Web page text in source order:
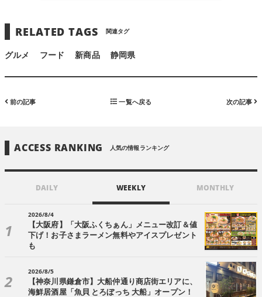
RELATED TAGS 関連タグ
グルメ フード 新商品 静岡県
前の記事 一覧へ戻る 次の記事
ACCESS RANKING 人気の情報ランキング
DAILY WEEKLY MONTHLY
2026/8/4
【大阪府】「大阪ふくちぁん」メニュー改訂＆値
下げ！お子さまラーメン無料やアイスプレゼント
も
2026/8/5
【神奈川県鎌倉市】大船仲通り商店街エリアに、
海鮮居酒屋「魚貝 とろぼっち 大船」オープン！